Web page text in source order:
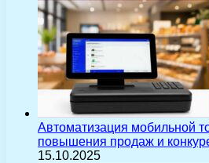
Автоматизация мобильной
повышения продаж и
15.10.2025